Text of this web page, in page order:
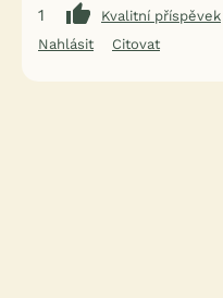
1
Kvalitní příspěvek
Nahlásit
Citovat